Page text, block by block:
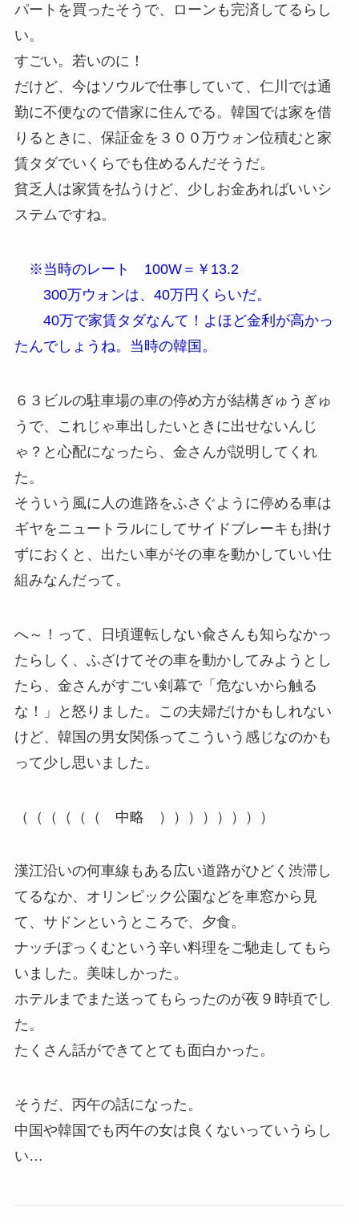
パートを買ったそうで、ローンも完済してるらし
い。
すごい。若いのに！
だけど、今はソウルで仕事していて、仁川では通
勤に不便なので借家に住んでる。韓国では家を借
りるときに、保証金を３００万ウォン位積むと家
賃タダでいくらでも住めるんだそうだ。
貧乏人は家賃を払うけど、少しお金あればいいシ
ステムですね。
※当時のレート 100W＝￥13.2
300万ウォンは、40万円くらいだ。
40万で家賃タダなんて！よほど金利が高かっ
たんでしょうね。当時の韓国。
６３ビルの駐車場の車の停め方が結構ぎゅうぎゅ
うで、これじゃ車出したいときに出せないんじ
ゃ？と心配になったら、金さんが説明してくれ
た。
そういう風に人の進路をふさぐように停める車は
ギヤをニュートラルにしてサイドブレーキも掛け
ずにおくと、出たい車がその車を動かしていい仕
組みなんだって。
へ～！って、日頃運転しない兪さんも知らなかっ
たらしく、ふざけてその車を動かしてみようとし
たら、金さんがすごい剣幕で「危ないから触る
な！」と怒りました。この夫婦だけかもしれない
けど、韓国の男女関係ってこういう感じなのかも
って少し思いました。
（（（（（（ 中略 ））））））））
漢江沿いの何車線もある広い道路がひどく渋滞し
てるなか、オリンピック公園などを車窓から見
て、サドンというところで、夕食。
ナッチぽっくむという辛い料理をご馳走してもら
いました。美味しかった。
ホテルまでまた送ってもらったのが夜９時頃でし
た。
たくさん話ができてとても面白かった。
そうだ、丙午の話になった。
中国や韓国でも丙午の女は良くないっていうらし
い…